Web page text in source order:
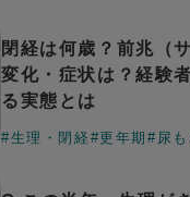
閉経は何歳？前兆（
変化・症状は？経験
る実態とは
#生理・閉経 #更年期#尿